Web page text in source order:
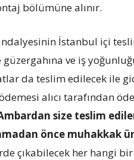
bölümüne alınır.
İstanbul içi
ve iş
da teslim edilecek ile
alıcı tarafından
size teslim
önce muhakkak
çıkabilecek her hangi